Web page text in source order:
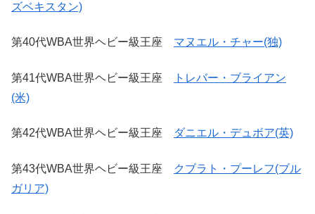
ズベキスタン)
第40代WBA世界ヘビー級王座 マヌエル・チャー(独)
第41代WBA世界ヘビー級王座
トレバー・ブライアン
(米)
第42代WBA世界ヘビー級王座 ダニエル・デュボア(英)
第43代WBA世界ヘビー級王座
クブラト・プーレフ(ブル
ガリア)